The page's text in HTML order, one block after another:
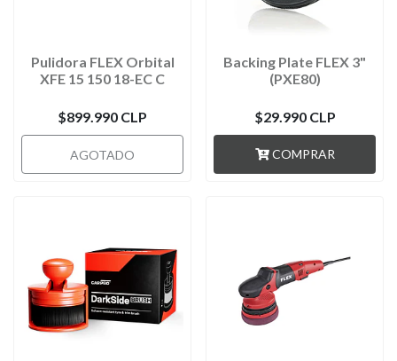
Pulidora FLEX Orbital
XFE 15 150 18-EC C
$899.990 CLP
AGOTADO
Backing Plate FLEX 3"
(PXE80)
$29.990 CLP
COMPRAR